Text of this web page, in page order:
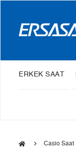
ERKEK SAAT
Casio Saat